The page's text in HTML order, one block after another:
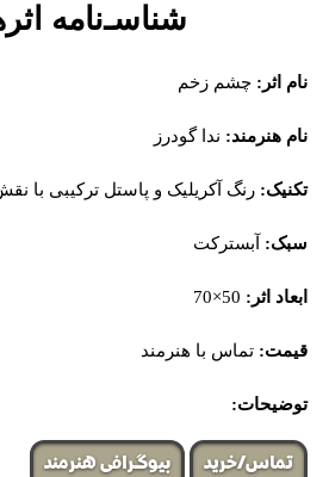
شناسـ‌نامه
نام اثر: چشم زخم
نام هنرمند: ندا گودرز
تکنیک: رنگ آکریلیک و پاستل ترکیبی با
سبک: آبسترکت
ابعاد اثر:
قیمت: تماس با هنرمند
توضیحات:
تماس/خرید بیوگرافی هنرمند